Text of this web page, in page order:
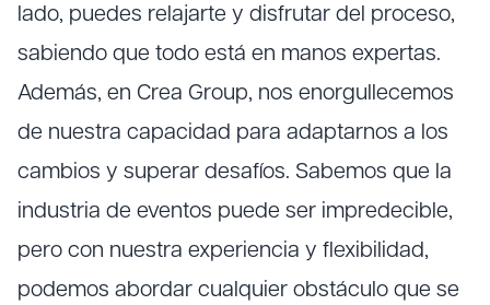
lado, puedes relajarte y disfrutar del proceso,
sabiendo que todo está en manos expertas.
Además, en Crea Group, nos enorgullecemos
de nuestra capacidad para adaptarnos a los
cambios y superar desafíos. Sabemos que la
industria de eventos puede ser impredecible,
pero con nuestra experiencia y flexibilidad,
podemos abordar cualquier obstáculo que se